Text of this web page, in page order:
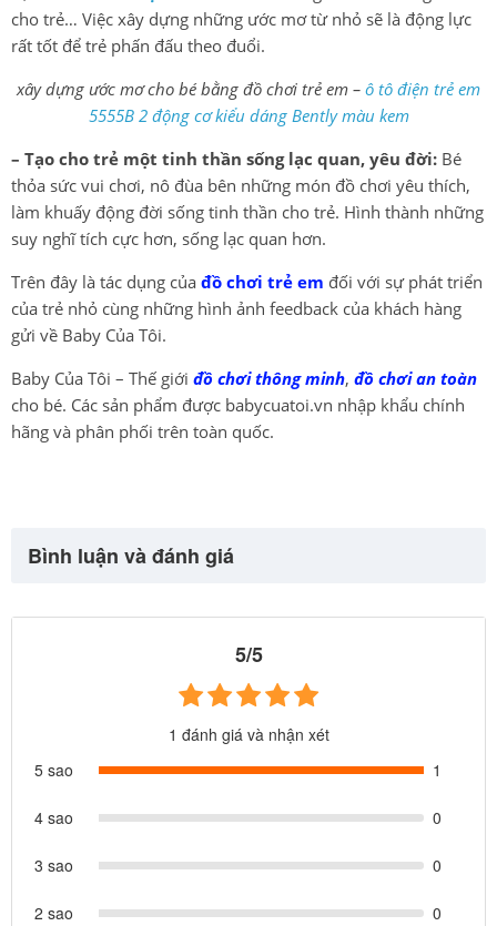
cho trẻ… Việc xây dựng những ước mơ từ nhỏ sẽ là động lực
rất tốt để trẻ phấn đấu theo đuổi.
xây dựng ước mơ cho bé bằng đồ chơi trẻ em – ô tô điện trẻ em
5555B 2 động cơ kiểu dáng Bently màu kem
– Tạo cho trẻ một tinh thần sống lạc quan, yêu đời: Bé
thỏa sức vui chơi, nô đùa bên những món đồ chơi yêu thích,
làm khuấy động đời sống tinh thần cho trẻ. Hình thành những
suy nghĩ tích cực hơn, sống lạc quan hơn.
Trên đây là tác dụng của đồ chơi trẻ em đối với sự phát triển
của trẻ nhỏ cùng những hình ảnh feedback của khách hàng
gửi về Baby Của Tôi.
Baby Của Tôi – Thế giới đồ chơi thông minh, đồ chơi an toàn
cho bé. Các sản phẩm được babycuatoi.vn nhập khẩu chính
hãng và phân phối trên toàn quốc.
Bình luận và đánh giá
5/5
1 đánh giá và nhận xét
5 sao
1
4 sao 0
3 sao 0
2 sao 0